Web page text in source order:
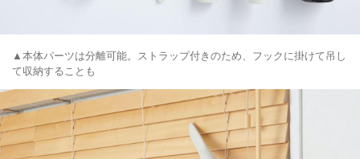
▲本体パーツは分離可能。ストラップ付きのため、フックに掛けて吊し
て収納することも